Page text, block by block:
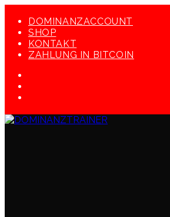
Inhalt
springen
DOMINANZACCOUNT
SHOP
KONTAKT
ZAHLUNG IN BITCOIN